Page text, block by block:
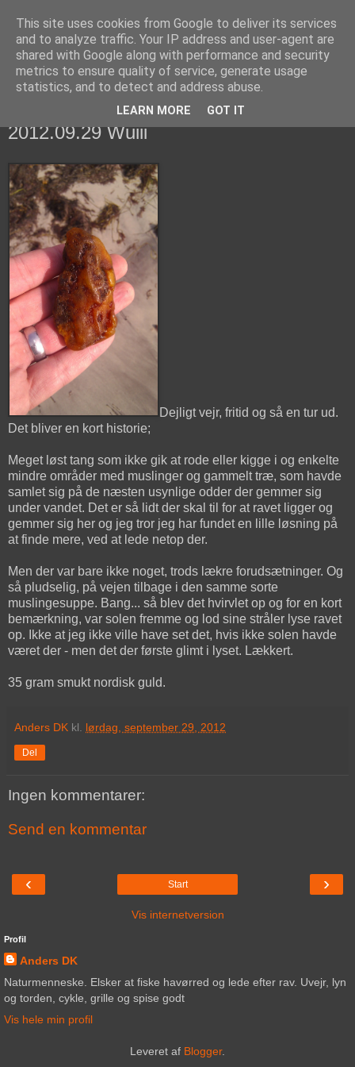
fiskedagbog.dk
Havørredfiskeri, tordenvejr og rav i (en skøn?) tre-enighed
lørdag den 29. september 2012
2012.09.29 Wuiii
Dejligt vejr, fritid og så en tur ud.
Det bliver en kort historie;
Meget løst tang som ikke gik at rode eller kigge i og enkelte
mindre områder med muslinger og gammelt træ, som havde
samlet sig på de næsten usynlige odder der gemmer sig
under vandet. Det er så lidt der skal til for at ravet ligger og
gemmer sig her og jeg tror jeg har fundet en lille løsning på
at finde mere, ved at lede netop der.
Men der var bare ikke noget, trods lækre forudsætninger. Og
så pludselig, på vejen tilbage i den samme sorte
muslingesuppe. Bang... så blev det hvirvlet op og for en kort
bemærkning, var solen fremme og lod sine stråler lyse ravet
op. Ikke at jeg ikke ville have set det, hvis ikke solen havde
været der - men det der første glimt i lyset. Lækkert.
35 gram smukt nordisk guld.
Anders DK kl. lørdag, september 29, 2012
Del
Ingen kommentarer:
Send en kommentar
‹ ›
Start
Vis internetversion
Profil
Anders DK
Naturmenneske. Elsker at fiske havørred og lede efter rav. Uvejr, lyn
og torden, cykle, grille og spise godt
Vis hele min profil
Leveret af Blogger.
This site uses cookies from Google to deliver its services
and to analyze traffic. Your IP address and user-agent are
shared with Google along with performance and security
metrics to ensure quality of service, generate usage
statistics, and to detect and address abuse.
LEARN MORE GOT IT